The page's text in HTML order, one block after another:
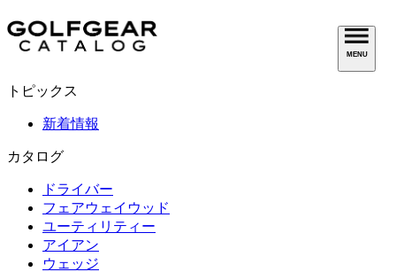
MENU
トピックス
新着情報
カタログ
ドライバー
フェアウェイウッド
ユーティリティー
アイアン
ウェッジ